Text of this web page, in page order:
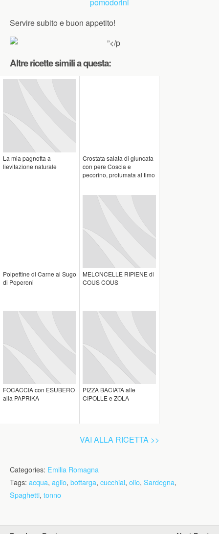
Servire subito e buon appetito!
Altre ricette simili a questa:
La mia pagnotta a
lievitazione naturale
Crostata salata di giuncata
con pere Coscia e
pecorino, profumata al timo
Polpettine di Carne al Sugo
di Peperoni
MELONCELLE RIPIENE di
COUS COUS
FOCACCIA con ESUBERO
alla PAPRIKA
PIZZA BACIATA alle
CIPOLLE e ZOLA
VAI ALLA RICETTA >>
Categories: Emilia Romagna
Tags: acqua, aglio, bottarga, cucchiai, olio, Sardegna,
Spaghetti, tonno